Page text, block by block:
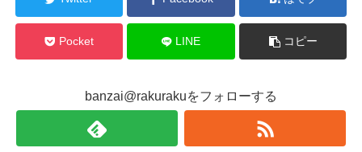
Pocket LINE コピー
banzai@rakurakuをフォローする